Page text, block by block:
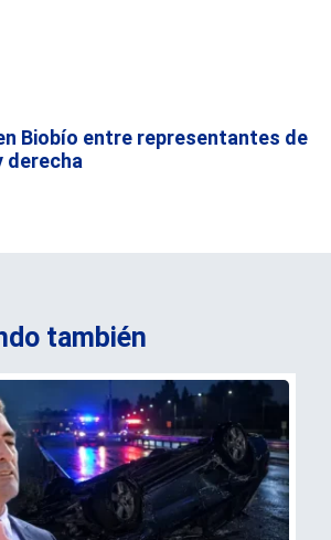
Biobío entre representantes de
derecha
también